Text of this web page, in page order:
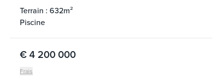
Terrain : 632m²
Piscine
€ 4 200 000
Frais